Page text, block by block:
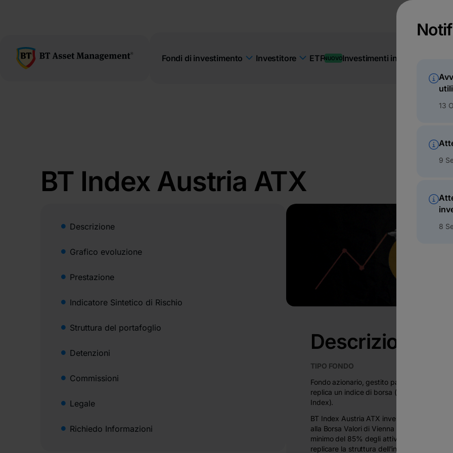
Fondi di investimento Investitore ETFNUOVOInvestimenti in BT Pay
BT Index Austria ATX
Descrizione
Grafico evoluzione
Prestazione
Indicatore Sintetico di Rischio
Struttura del portafoglio
Detenzioni
Commissioni
Legale
Richiedo Informazioni
Descrizione
TIPO FONDO
Fondo azionario, gestito passivamente, che
replica un indice di borsa (ATX – Austrian
Index).
BT Index Austria ATX investe in azioni
alla Borsa Valori di Vienna (Wiener Borse),
minimo del 85% degli attivi del fondo che
replicare la struttura dell'indice ATX. Il fondo
13
9
8